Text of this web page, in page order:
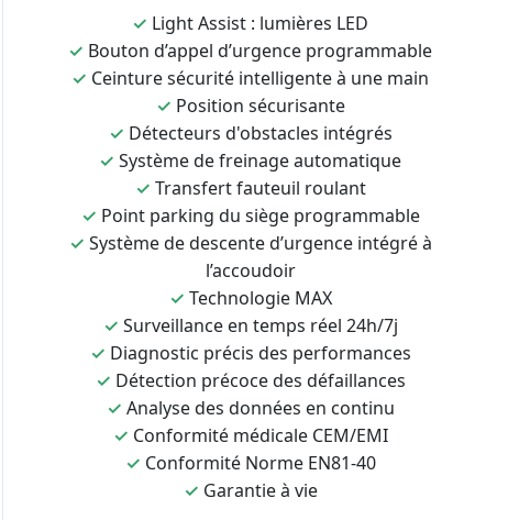
✓ Light Assist : lumières LED
✓ Bouton d’appel d’urgence programmable
✓ Ceinture sécurité intelligente à une main
✓ Position sécurisante
✓ Détecteurs d'obstacles intégrés
✓ Système de freinage automatique
✓ Transfert fauteuil roulant
✓ Point parking du siège programmable
✓ Système de descente d’urgence intégré à
l’accoudoir
✓ Technologie MAX
✓ Surveillance en temps réel 24h/7j
✓ Diagnostic précis des performances
✓ Détection précoce des défaillances
✓ Analyse des données en continu
✓ Conformité médicale CEM/EMI
✓ Conformité Norme EN81-40
✓ Garantie à vie